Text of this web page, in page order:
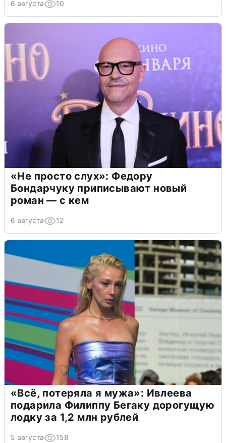
6 августа 10
«Не просто слух»: Федору
Бондарчуку приписывают новый
роман — с кем
6 августа 12
«Всё, потеряла я мужа»: Ивлеева
подарила Филиппу Бегаку дорогущую
лодку за 1,2 млн рублей
5 августа 158